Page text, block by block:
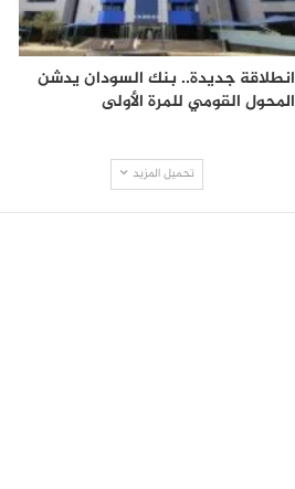
انطلاقة جديدة.. بنك السودان يدشن
المحول القومي للمرة الأولى
تحميل المزيد